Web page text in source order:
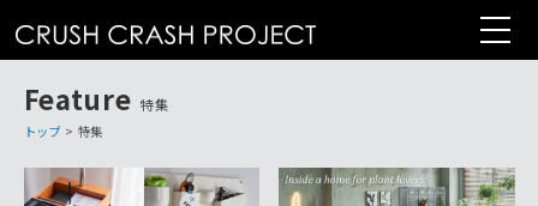
テ
Feature 特集
トップ > 特集